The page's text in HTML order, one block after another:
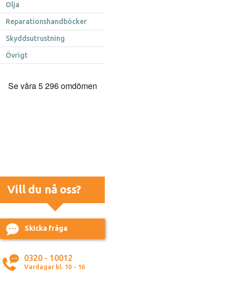
Olja
Reparationshandböcker
Skyddsutrustning
Övrigt
Vill du nå oss?
Skicka fråga
0320 - 10012
Vardagar kl. 10 - 16